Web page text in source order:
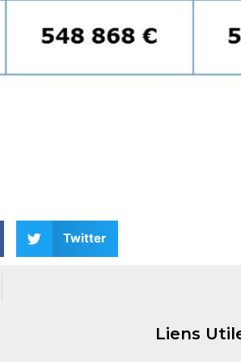
Twitter
Liens